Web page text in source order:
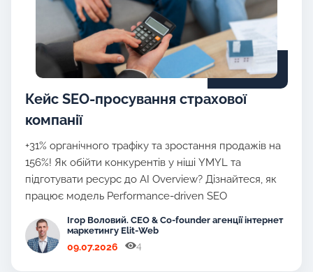
Кейс SEO-просування страхової
компанії
+31% органічного трафіку та зростання продажів на
156%! Як обійти конкурентів у ніші YMYL та
підготувати ресурс до AI Overview? Дізнайтеся, як
працює модель Performance-driven SEO
Ігор Воловий. CEO & Co-founder агенції інтернет
маркетингу Elit-Web
09.07.2026 4